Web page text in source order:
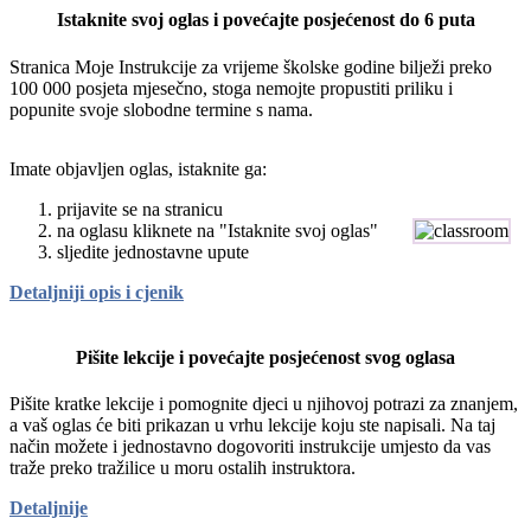
Istaknite svoj oglas i povećajte posjećenost do 6 puta
Stranica Moje Instrukcije za vrijeme školske godine bilježi preko
100 000 posjeta mjesečno, stoga nemojte propustiti priliku i
popunite svoje slobodne termine s nama.
Imate objavljen oglas, istaknite ga:
prijavite se na stranicu
na oglasu kliknete na "Istaknite svoj oglas"
sljedite jednostavne upute
Detaljniji opis i cjenik
Pišite lekcije i povećajte posjećenost svog oglasa
Pišite kratke lekcije i pomognite djeci u njihovoj potrazi za znanjem,
a vaš oglas će biti prikazan u vrhu lekcije koju ste napisali. Na taj
način možete i jednostavno dogovoriti instrukcije umjesto da vas
traže preko tražilice u moru ostalih instruktora.
Detaljnije